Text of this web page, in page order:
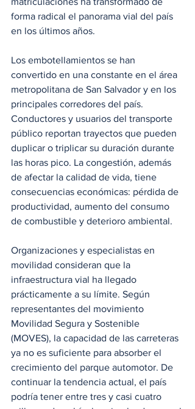
forma radical el panorama vial del país
en los últimos años.
Los embotellamientos se han
convertido en una constante en el área
metropolitana de San Salvador y en los
principales corredores del país.
Conductores y usuarios del transporte
público reportan trayectos que pueden
duplicar o triplicar su duración durante
las horas pico. La congestión, además
de afectar la calidad de vida, tiene
consecuencias económicas: pérdida de
productividad, aumento del consumo
de combustible y deterioro ambiental.
Organizaciones y especialistas en
movilidad consideran que la
infraestructura vial ha llegado
prácticamente a su límite. Según
representantes del movimiento
Movilidad Segura y Sostenible
(MOVES), la capacidad de las carreteras
ya no es suficiente para absorber el
crecimiento del parque automotor. De
continuar la tendencia actual, el país
podría tener entre tres y casi cuatro